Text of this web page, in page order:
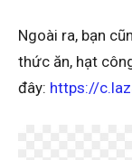
Ngoài ra, bạn
thức ăn, hạt
đây: https://